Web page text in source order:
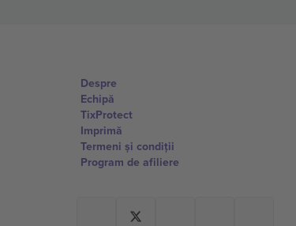
Despre
Echipă
TixProtect
Imprimă
Termeni și condiții
Program de afiliere